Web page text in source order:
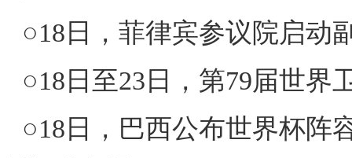
○18日，菲律宾参议院启动
○18日至23日，第79届世界
○18日，巴西公布世界杯阵